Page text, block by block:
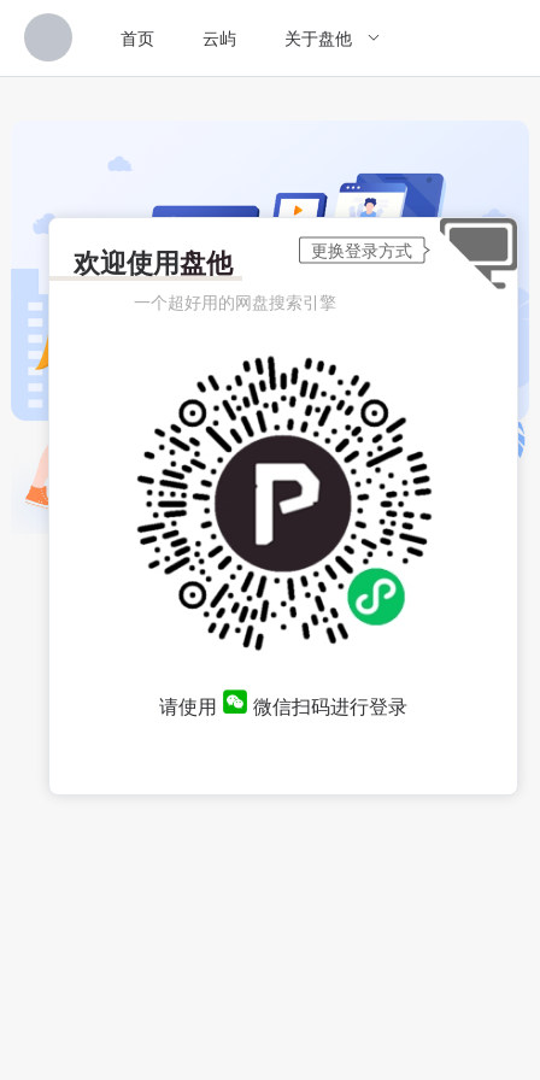
首页 云屿 关于盘他
欢迎使用盘他
一个超好用的网盘搜索引擎
请使用 微信扫码进行登录